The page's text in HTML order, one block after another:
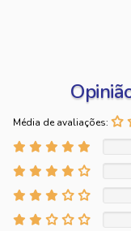
Média de avaliações: